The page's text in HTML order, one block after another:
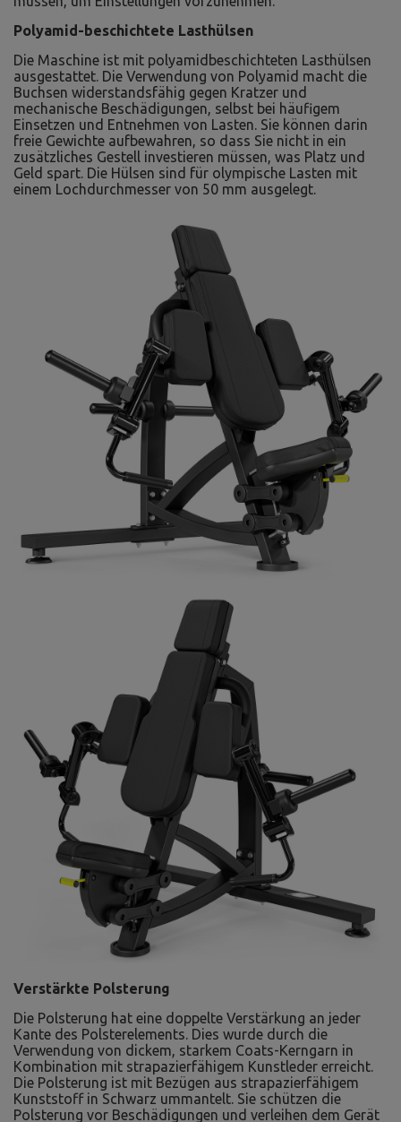
Polyamid-beschichtete Lasthülsen
Die Maschine ist mit polyamidbeschichteten Lasthülsen
ausgestattet. Die Verwendung von Polyamid macht die
Buchsen widerstandsfähig gegen Kratzer und
mechanische Beschädigungen, selbst bei häufigem
Einsetzen und Entnehmen von Lasten. Sie können darin
freie Gewichte aufbewahren, so dass Sie nicht in ein
zusätzliches Gestell investieren müssen, was Platz und
Geld spart. Die Hülsen sind für olympische Lasten mit
einem Lochdurchmesser von 50 mm ausgelegt.
Verstärkte Polsterung
Die Polsterung hat eine doppelte Verstärkung an jeder
Kante des Polsterelements. Dies wurde durch die
Verwendung von dickem, starkem Coats-Kerngarn in
Kombination mit strapazierfähigem Kunstleder erreicht.
Die Polsterung ist mit Bezügen aus strapazierfähigem
Kunststoff in Schwarz ummantelt. Sie schützen die
Polsterung vor Beschädigungen und verleihen dem Gerät